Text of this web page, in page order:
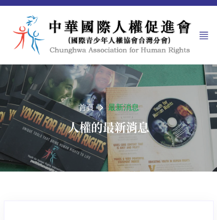
首頁 最新消息
人權的最新消息